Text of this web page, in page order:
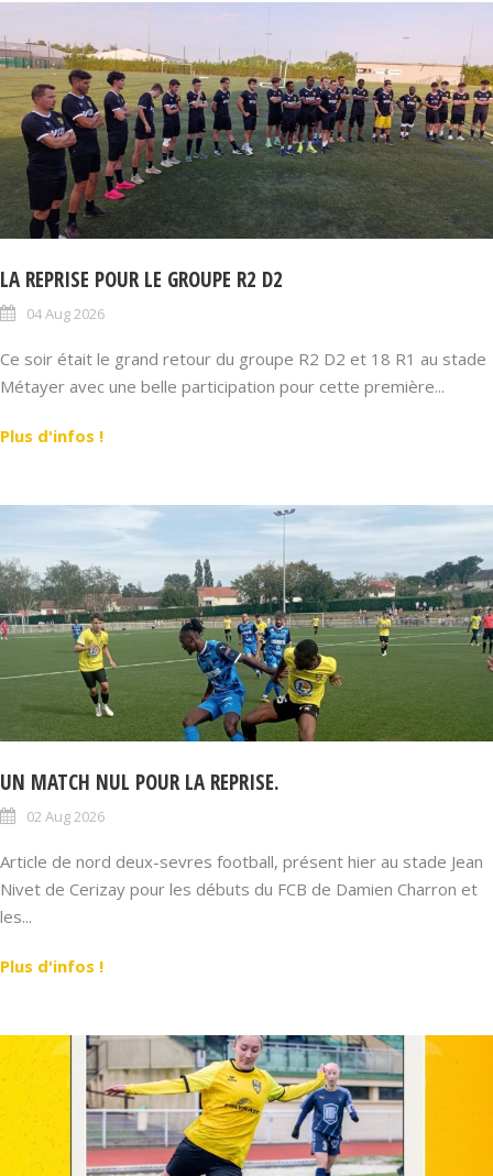
LA REPRISE POUR LE GROUPE R2 D2
04 Aug 2026
Ce soir était le grand retour du groupe R2 D2 et 18 R1 au stade
Métayer avec une belle participation pour cette première...
Plus d'infos !
UN MATCH NUL POUR LA REPRISE.
02 Aug 2026
Article de nord deux-sevres football, présent hier au stade Jean
Nivet de Cerizay pour les débuts du FCB de Damien Charron et
les...
Plus d'infos !